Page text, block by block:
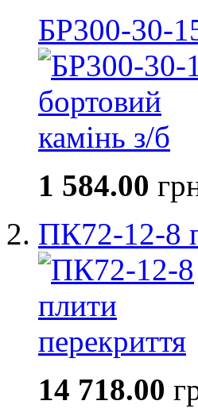
БР300-30-
1 584.00
ПК72-12-8
14 718.00